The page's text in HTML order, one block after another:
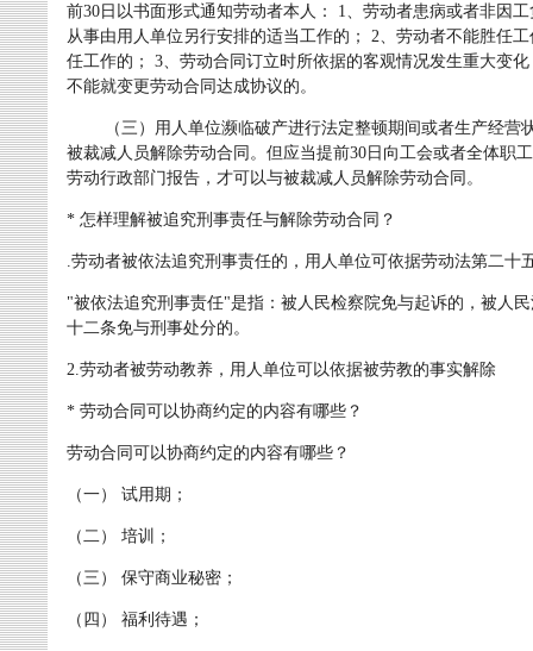
前30日以书面形式通知劳动者本人： 1、劳动者患病或者非因
从事由用人单位另行安排的适当工作的； 2、劳动者不能胜任
任工作的； 3、劳动合同订立时所依据的客观情况发生重大变
不能就变更劳动合同达成协议的。
（三）用人单位濒临破产进行法定整顿期间或者生产经营
被裁减人员解除劳动合同。但应当提前30日向工会或者全体职
劳动行政部门报告，才可以与被裁减人员解除劳动合同。
* 怎样理解被追究刑事责任与解除劳动合同？
.劳动者被依法追究刑事责任的，用人单位可依据劳动法第二十
"被依法追究刑事责任"是指：被人民检察院免与起诉的，被人
十二条免与刑事处分的。
2.劳动者被劳动教养，用人单位可以依据被劳教的事实解除
* 劳动合同可以协商约定的内容有哪些？
劳动合同可以协商约定的内容有哪些？
（一） 试用期；
（二） 培训；
（三） 保守商业秘密；
（四） 福利待遇；